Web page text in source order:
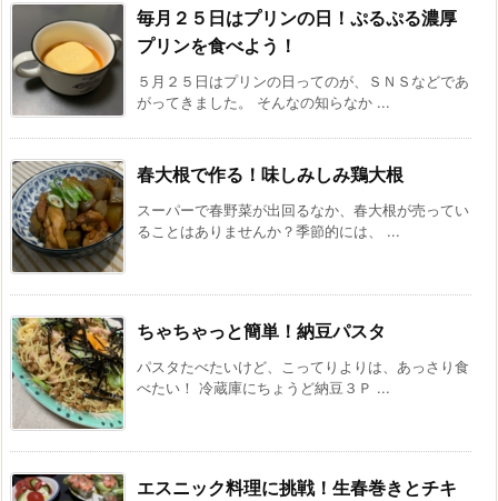
毎月２５日はプリンの日！ぷるぷる濃厚
プリンを食べよう！
５月２５日はプリンの日ってのが、ＳＮＳなどであ
がってきました。 そんなの知らなか ...
春大根で作る！味しみしみ鶏大根
スーパーで春野菜が出回るなか、春大根が売ってい
ることはありませんか？季節的には、 ...
ちゃちゃっと簡単！納豆パスタ
パスタたべたいけど、こってりよりは、あっさり食
べたい！ 冷蔵庫にちょうど納豆３Ｐ ...
エスニック料理に挑戦！生春巻きとチキ